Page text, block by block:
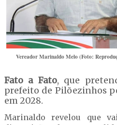
Vereador Marinaldo Melo (Foto:
Fato a Fato, que
prefeito de Pilõezinhos
em 2028.
Marinaldo revelou que